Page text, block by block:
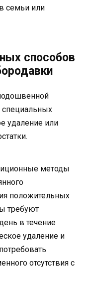
семьи или
способов
специальных
удаление или
методы
положительных
требуют
в течение
удаление и
отсутствия с